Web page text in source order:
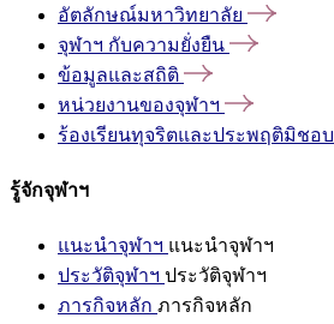
อัตลักษณ์มหาวิทยาลัย
จุฬาฯ กับความยั่งยืน
ข้อมูลและสถิติ
หน่วยงานของจุฬาฯ
ร้องเรียนทุจริตและประพฤติมิชอบ
รู้จักจุฬาฯ
แนะนำจุฬาฯ แนะนำจุฬาฯ
ประวัติจุฬาฯ ประวัติจุฬาฯ
ภารกิจหลัก ภารกิจหลัก